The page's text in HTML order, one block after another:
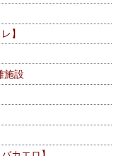
】
施設